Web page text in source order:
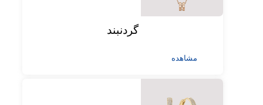
گردنبند
مشاهده